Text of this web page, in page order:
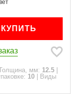
КУПИТЬ
мм: 12.5
10
Виды